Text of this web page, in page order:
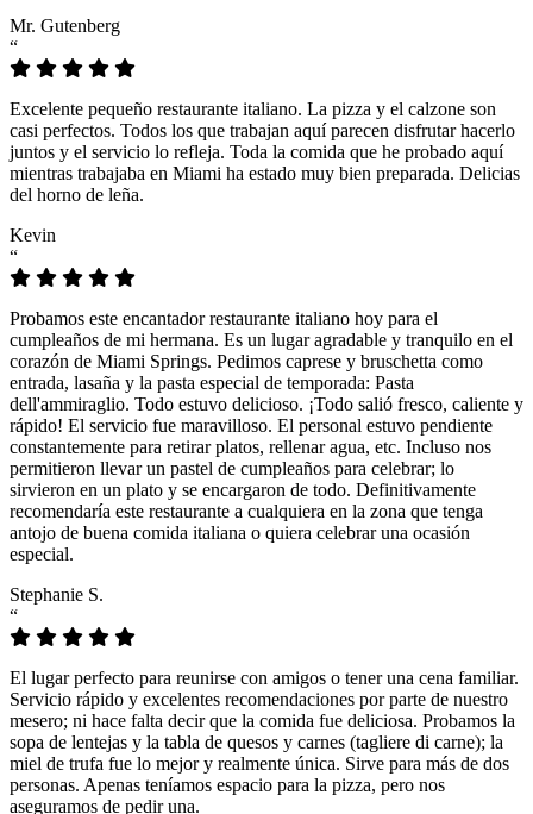
Mr. Gutenberg
“
Excelente pequeño restaurante italiano. La pizza y el calzone son
casi perfectos. Todos los que trabajan aquí parecen disfrutar hacerlo
juntos y el servicio lo refleja. Toda la comida que he probado aquí
mientras trabajaba en Miami ha estado muy bien preparada. Delicias
del horno de leña.
Kevin
“
Probamos este encantador restaurante italiano hoy para el
cumpleaños de mi hermana. Es un lugar agradable y tranquilo en el
corazón de Miami Springs. Pedimos caprese y bruschetta como
entrada, lasaña y la pasta especial de temporada: Pasta
dell'ammiraglio. Todo estuvo delicioso. ¡Todo salió fresco, caliente y
rápido! El servicio fue maravilloso. El personal estuvo pendiente
constantemente para retirar platos, rellenar agua, etc. Incluso nos
permitieron llevar un pastel de cumpleaños para celebrar; lo
sirvieron en un plato y se encargaron de todo. Definitivamente
recomendaría este restaurante a cualquiera en la zona que tenga
antojo de buena comida italiana o quiera celebrar una ocasión
especial.
Stephanie S.
“
El lugar perfecto para reunirse con amigos o tener una cena familiar.
Servicio rápido y excelentes recomendaciones por parte de nuestro
mesero; ni hace falta decir que la comida fue deliciosa. Probamos la
sopa de lentejas y la tabla de quesos y carnes (tagliere di carne); la
miel de trufa fue lo mejor y realmente única. Sirve para más de dos
personas. Apenas teníamos espacio para la pizza, pero nos
aseguramos de pedir una.